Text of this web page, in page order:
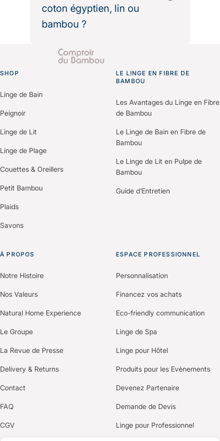
moelleux exceptionnel. Pour un
établissement souhaitant
d’apposer logo ou initiales sur
l’ensemble de la gamme.
coton égyptien, lin ou
bambou ?
Chaque matière a ses atouts : la soie
est incomparable en douceur mais
fragile et coûteuse à entretenir ; le
coton égyptien (longues fibres) offre
une belle douceur mais peut devenir
vite rêche ; le lin est frais mais
bambou, et notamment la Fibre B®,
combine les avantages de tous :
douceur soyeuse de la soie,
résistance du coton, fraîcheur du lin
— avec en plus des propriétés
SHOP
Linge de Bain
Peignoir
Linge de Lit
Linge de Plage
Couettes & Oreillers
Petit Bambou
Plaids
Savons
LE LINGE EN FIBRE DE
BAMBOU
Les Avantages du Linge en Fibre
de Bambou
Le Linge de Bain en Fibre de
Bambou
Le Linge de Lit en Pulpe de
Bambou
Guide d’Entretien
À PROPOS
Notre Histoire
Nos Valeurs
Natural Home Experience
Le Groupe
La Revue de Presse
Delivery & Returns
Contact
FAQ
CGV
ESPACE PROFESSIONNEL
Personnalisation
Financez vos achats
Eco-friendly communication
Linge de Spa
Linge pour Hôtel
Produits pour les Evènements
Devenez Partenaire
Demande de Devis
Linge pour Professionnel